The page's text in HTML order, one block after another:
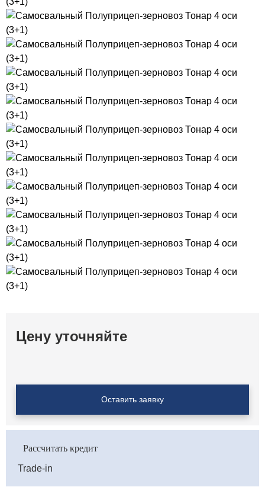
Цену уточняйте
Оставить заявку
Рассчитать кредит
Trade-in